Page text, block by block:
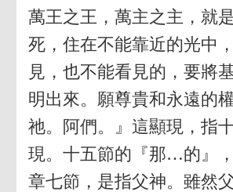
萬王之王，萬主之主，就
死，住在不能靠近的光中
見，也不能看見的，要將
明出來。願尊貴和永遠的
祂。阿們。』這顯現，指
現。十五節的『那…的』
章七節，是指父神。雖然